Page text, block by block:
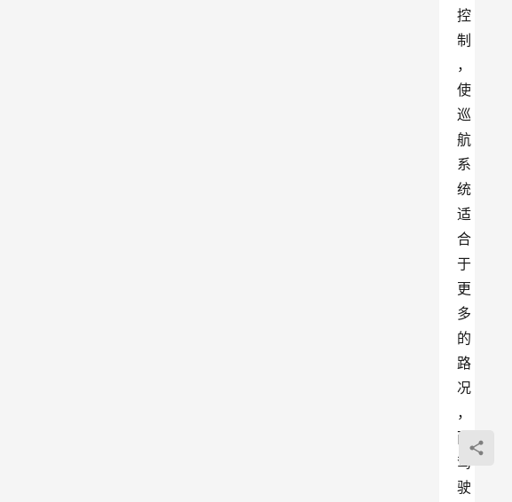
控
制
，
使
巡
航
系
统
适
合
于
更
多
的
路
况
，
而
驾
驶